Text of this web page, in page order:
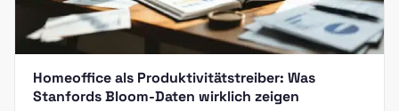
Homeoffice als Produktivitätstreiber: Was
Stanfords Bloom-Daten wirklich zeigen